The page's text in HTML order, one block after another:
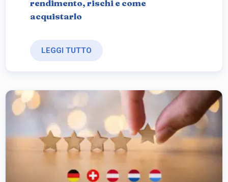
rendimento, rischi e come
acquistarlo
LEGGI TUTTO